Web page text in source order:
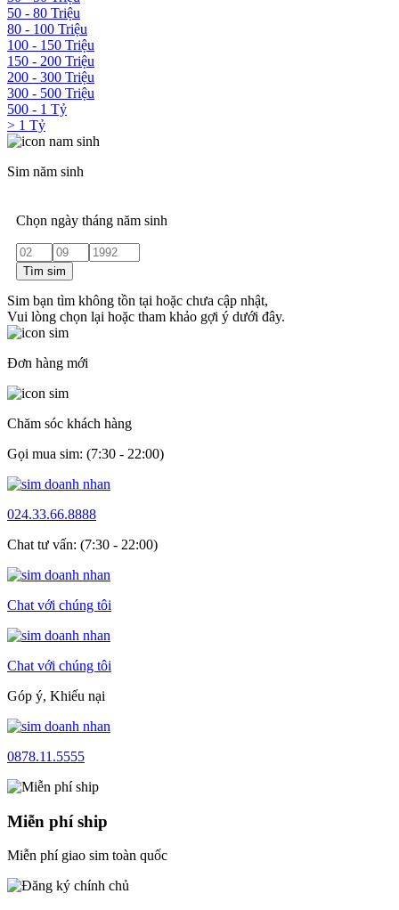
50 - 80 Triệu
80 - 100 Triệu
100 - 150 Triệu
150 - 200 Triệu
200 - 300 Triệu
300 - 500 Triệu
500 - 1 Tỷ
> 1 Tỷ
Sim năm sinh
Chọn ngày tháng năm sinh
Tìm sim
Sim bạn tìm không tồn tại hoặc chưa cập nhật,
Vui lòng chọn lại hoặc tham khảo gợi ý dưới đây.
Đơn hàng mới
Chăm sóc khách hàng
Gọi mua sim: (7:30 - 22:00)
024.33.66.8888
Chat tư vấn: (7:30 - 22:00)
Chat với chúng tôi
Chat với chúng tôi
Góp ý, Khiếu nại
0878.11.5555
Miễn phí ship
Miễn phí giao sim toàn quốc